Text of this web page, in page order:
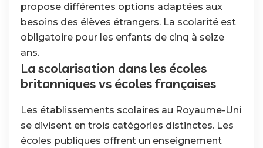
propose différentes options adaptées aux
besoins des élèves étrangers. La scolarité est
obligatoire pour les enfants de cinq à seize
ans.
La scolarisation dans les écoles
britanniques vs écoles françaises
Les établissements scolaires au Royaume-Uni
se divisent en trois catégories distinctes. Les
écoles publiques offrent un enseignement